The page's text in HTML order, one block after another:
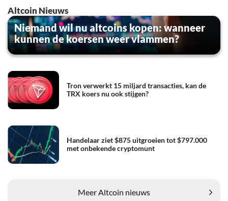
Altcoin Nieuws
Niemand wil nu altcoins kopen: wanneer
kunnen de koersen weer vlammen?
Tron verwerkt 15 miljard transacties, kan de
TRX koers nu ook stijgen?
Handelaar ziet $875 uitgroeien tot $797.000
met onbekende cryptomunt
Meer Altcoin nieuws